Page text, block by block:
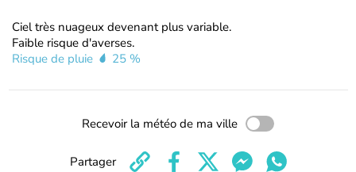
Ciel très nuageux devenant plus variable.
Faible risque d'averses.
Risque de pluie
25 %
Recevoir la météo de ma ville
Partager